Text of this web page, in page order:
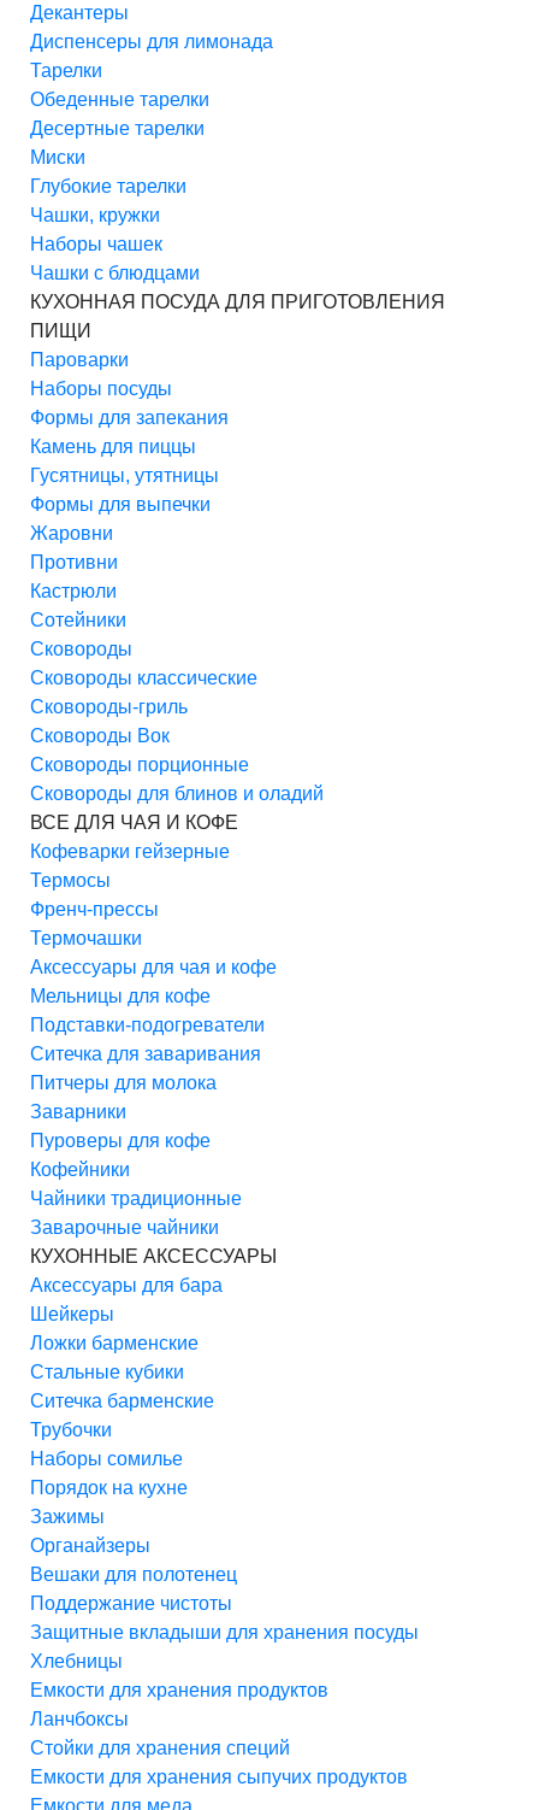
Декантеры
Диспенсеры для лимонада
Тарелки
Обеденные тарелки
Десертные тарелки
Миски
Глубокие тарелки
Чашки, кружки
Наборы чашек
Чашки с блюдцами
КУХОННАЯ ПОСУДА ДЛЯ ПРИГОТОВЛЕНИЯ
ПИЩИ
Пароварки
Наборы посуды
Формы для запекания
Камень для пиццы
Гусятницы, утятницы
Формы для выпечки
Жаровни
Противни
Кастрюли
Сотейники
Сковороды
Сковороды классические
Сковороды-гриль
Сковороды Вок
Сковороды порционные
Сковороды для блинов и оладий
ВСЕ ДЛЯ ЧАЯ И КОФЕ
Кофеварки гейзерные
Термосы
Френч-прессы
Термочашки
Аксессуары для чая и кофе
Мельницы для кофе
Подставки-подогреватели
Ситечка для заваривания
Питчеры для молока
Заварники
Пуроверы для кофе
Кофейники
Чайники традиционные
Заварочные чайники
КУХОННЫЕ АКСЕССУАРЫ
Аксессуары для бара
Шейкеры
Ложки барменские
Стальные кубики
Ситечка барменские
Трубочки
Наборы сомилье
Порядок на кухне
Зажимы
Органайзеры
Вешаки для полотенец
Поддержание чистоты
Защитные вкладыши для хранения посуды
Хлебницы
Емкости для хранения продуктов
Ланчбоксы
Стойки для хранения специй
Емкости для хранения сыпучих продуктов
Емкости для меда